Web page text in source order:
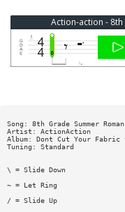
Action-action - 8th
Song: 8th Grade Summer
Artist: ActionAction
Album: Dont Cut Your
Tuning: Standard
\ = Slide Down
~ = Let Ring
/ = Slide Up